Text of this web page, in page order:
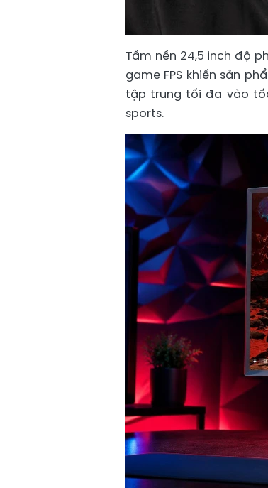
Tấm nền 24,5 inch độ
game FPS khiến sản
tập trung tối đa vào
sports.